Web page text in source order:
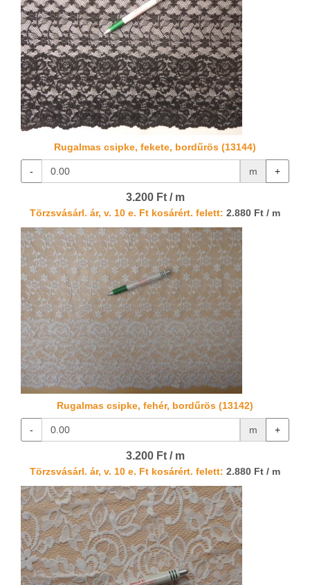
Rugalmas csipke, fekete, bordűrös (13144)
- m +
3.200 Ft / m
Törzsvásárl. ár, v. 10 e. Ft kosárért. felett: 2.880 Ft / m
Rugalmas csipke, fehér, bordűrös (13142)
- m +
3.200 Ft / m
Törzsvásárl. ár, v. 10 e. Ft kosárért. felett: 2.880 Ft / m